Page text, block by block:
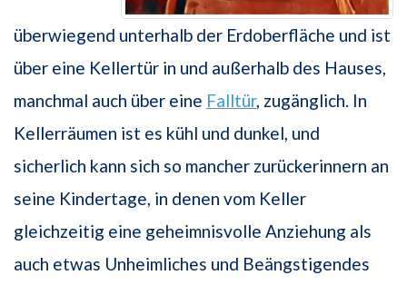
überwiegend unterhalb der Erdoberfläche und ist
über eine Kellertür in und außerhalb des Hauses,
manchmal auch über eine Falltür, zugänglich. In
Kellerräumen ist es kühl und dunkel, und
sicherlich kann sich so mancher zurückerinnern an
seine Kindertage, in denen vom Keller
gleichzeitig eine geheimnisvolle Anziehung als
auch etwas Unheimliches und Beängstigendes